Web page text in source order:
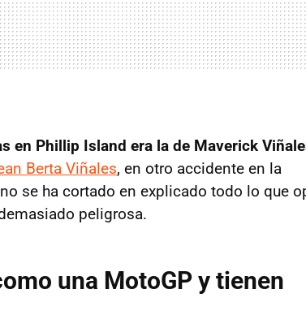
en Phillip Island era la de Maverick
Berta Viñales, en otro accidente en la
se ha cortado en explicado todo lo que
peligrosa.
una MotoGP y tienen